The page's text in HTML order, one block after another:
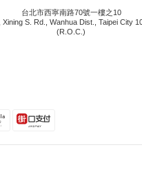
台北市西寧南路70號一樓之10
Xining S. Rd., Wanhua Dist., Taipei City
(R.O.C.)